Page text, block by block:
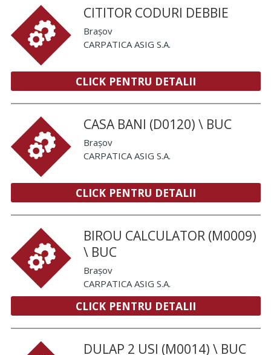
CITITOR CODURI DEBBIE
Brașov
CARPATICA ASIG S.A.
CLICK PENTRU DETALII
CASA BANI (D0120) \ BUC
Brașov
CARPATICA ASIG S.A.
CLICK PENTRU DETALII
BIROU CALCULATOR (M0009)
\ BUC
Brașov
CARPATICA ASIG S.A.
CLICK PENTRU DETALII
DULAP 2 USI (M0014) \ BUC